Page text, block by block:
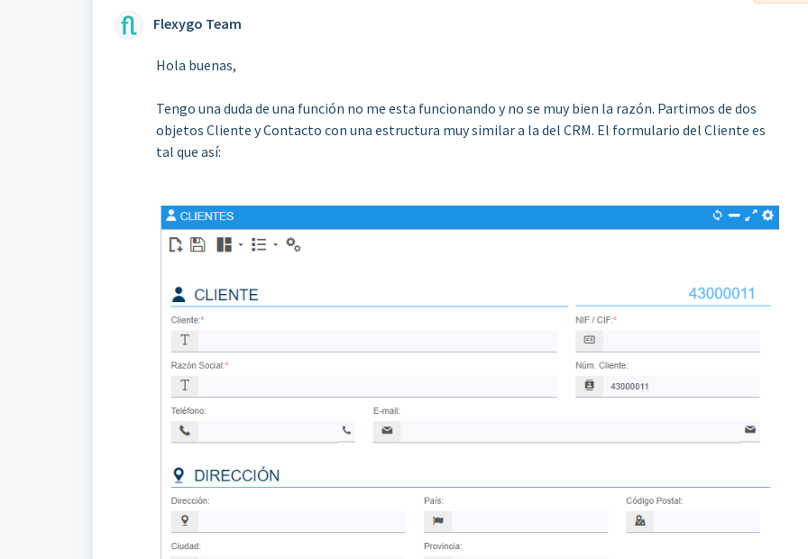
Flexygo Team
Hola buenas,
Tengo una duda de una función no me esta funcionando y no se muy bien la razón. Partimos de dos
objetos Cliente y Contacto con una estructura muy similar a la del CRM. El formulario del Cliente es
tal que así: